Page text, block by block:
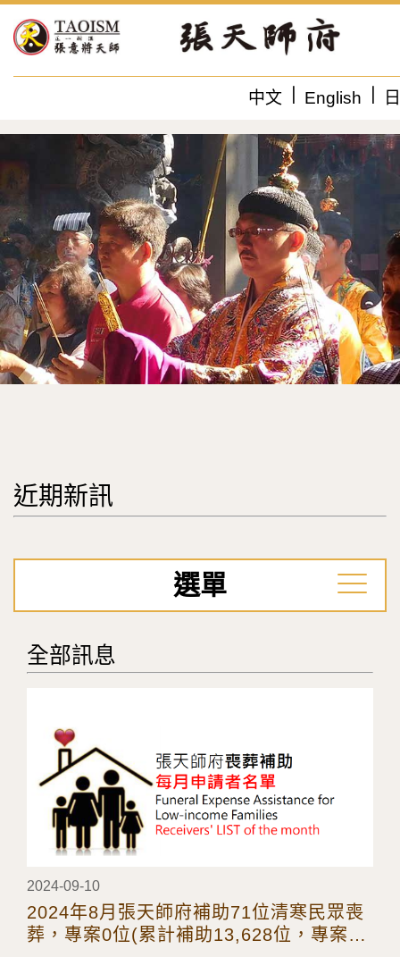
中文 English
近期新訊
選單
全部訊息
2024-09-10
2024年8月張天師府補助71位清寒民眾喪
葬，專案0位(累計補助13,628位，專案38